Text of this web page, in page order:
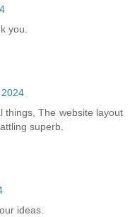
you.
things, The website layout
superb.
ideas.